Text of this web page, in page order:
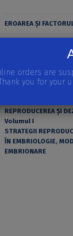
EROAREA ȘI
REPRODUCEREA ȘI
Volumul I
STRATEGII
ÎN EMBRIOLOGIE,
EMBRIONARE
orders are
you for your